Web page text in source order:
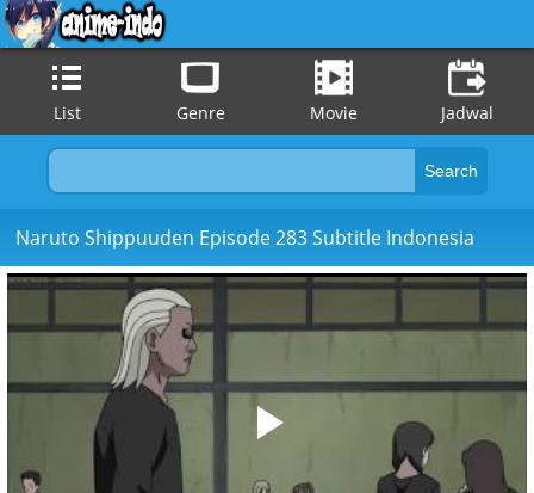
List Genre Movie Jadwal
Naruto Shippuuden Episode 283 Subtitle Indonesia